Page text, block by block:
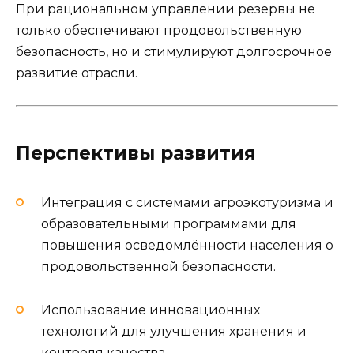
При рациональном управлении резервы не
только обеспечивают продовольственную
безопасность, но и стимулируют долгосрочное
развитие отрасли.
Перспективы развития
Интеграция с системами агроэкотуризма и
образовательными программами для
повышения осведомлённости населения о
продовольственной безопасности.
Использование инновационных
технологий для улучшения хранения и